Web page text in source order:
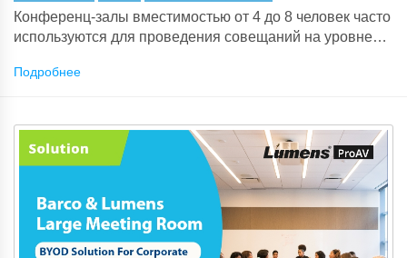
Конференц-залы вместимостью от 4 до 8 человек часто
используются для проведения совещаний на уровне
видеоконференций. Lumens режим интеллектуального
главным героем. Он также может использовать
автофреймирование для захвата каждого участника.
Подробнее